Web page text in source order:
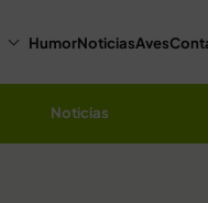
HumorNoticiasAves
Noticias